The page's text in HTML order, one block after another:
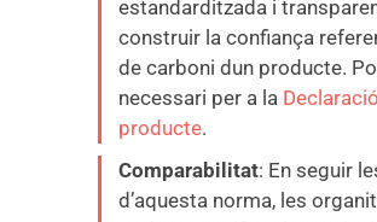
estandarditzada i
construir la confiança
de carboni dun producte.
necessari per a la
producte.
Comparabilitat: En seguir
d’aquesta norma, les